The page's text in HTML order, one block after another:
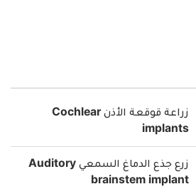
زراعة قوقعة الأذن Cochlear
implants
زرع جذع الدماغ السمعي Auditory
brainstem implant